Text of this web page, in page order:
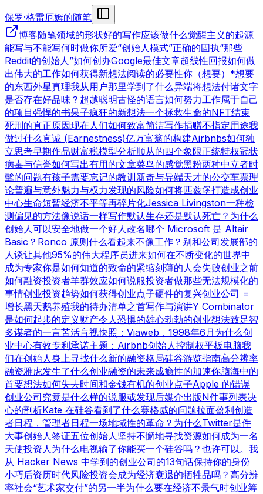
保罗·格雷厄姆的随笔
博客随笔领域的形状好的写作应该做什么觉醒主义的起源
能写与不能写何时做你所爱“创始人模式”正确的固执“那些
Reddit的创始人”如何创办Google最佳文章超线性回报如何做
出伟大的工作如何获得新想法阅读的必要性你（想要）*想要
的东西外星真理我从用户那里学到了什么异端将想法付诸文字
是否存在好品味？ 超越聪明古怪的语言如何努力工作属于自己
的项目强悍的书呆子疯狂的新想法一个拯救生命的NFT结束
死刑的真正原因现在人们如何致富简洁写作捐赠不指定用途我
做过什么真诚 (Earnestness)亿万富翁的构建Airbnbs如何独
立思考早期作品财富税模型分析顺从的四个象限正统特权冠状
病毒与信誉如何写出有用的文章菜鸟的感觉黑粉两种中立者时
髦的问题有孩子需要忘记的教训 新奇与异端天才的公交车票理
论普遍与意外魅力与权力发现的风险如何将匹兹堡打造成创业
中心生命短暂经济不平等再碎片化Jessica Livingston一种检
测偏见的方法像说话一样写作默认生存还是默认死亡？ 为什么
创始人可以安全地做一个好人改名哪个 Microsoft 是 Altair
Basic？ Ronco 原则什么看起来不像工作？ 别和公司发展部的
人谈让其他95%的伟大程序员进来如何在不断变化的世界中
成为专家你是如何知道的致命的紧缩刻薄的人会失败创业之前
如何融资投资者羊群效应如何说服投资者做那些无法规模化的
事情创业投资趋势如何获得创业点子硬件的复兴创业公司 =
增长黑天鹅养殖我的待办清单之首写作与演讲Y Combinator
是如何起步的定义财产令人恐惧的雄心勃勃的创业想法致足智
多谋者的一言苦活盲视快照：Viaweb，1998年6月 为什么创
业中心有效专利承诺主题：Airbnb创始人控制权平板电脑我
们在创始人身上寻找什么新的融资格局硅谷游览指南高分辨率
融资雅虎发生了什么创业融资的未来成瘾性的加速你脑海中的
首要想法如何失去时间和金钱有机的创业点子Apple 的错误
创业公司究竟是什么样的说服或发现后媒介出版N件事列表决
心的剖析Kate 在硅谷看到了什么赛格威的问题拉面盈利创造
者日程，管理者日程一场地域性的革命？ 为什么Twitter是件
大事创始人签证五位创始人坚持不懈地寻找资源如何成为一名
天使投资人为什么电视输了你能买一个硅谷吗？也许可以。 我
从 Hacker News 中学到的创业公司的13句话保持你的身份
小巧后资历时代风险投资会成为经济衰退的牺牲品吗？ 高分辨
率社会“艺术家交付”的另一半为什么要在经济不景气时创业筹